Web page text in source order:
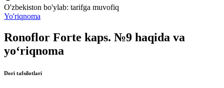
O'zbekiston bo'ylab: tarifga muvofiq
Yo'riqnoma
Ronoflor Forte kaps. №9 haqida va
yo‘riqnoma
Dori tafsilotlari